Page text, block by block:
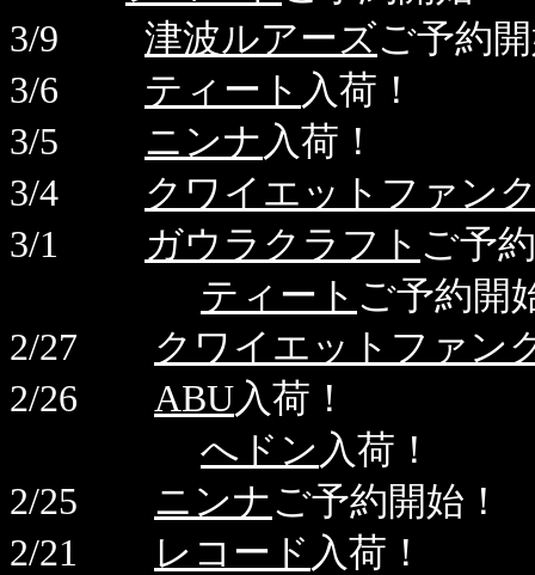
3/9 津波ルアーズご予約
3/6 ティート 入荷！
3/5 ニンナ 入荷！
3/4 クワイエットファン
3/1
ガウラクラフト ご予
ティート ご予約開
2/27 クワイエットファン
2/26 ABU入荷！
へドン 入荷！
2/25 ニンナご予約開始！
2/21
レコード 入荷！